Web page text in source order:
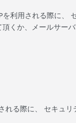
利用される際に、
くか、メールサーバ
る際に、 セキュ